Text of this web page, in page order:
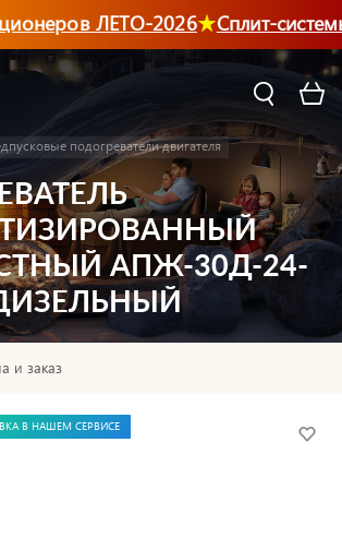
ЛЕТО-2026 Сплит-системы
подогреватели двигателя
АПЖ-30Д-24-
и заказ
В НАШЕМ СЕРВИСЕ